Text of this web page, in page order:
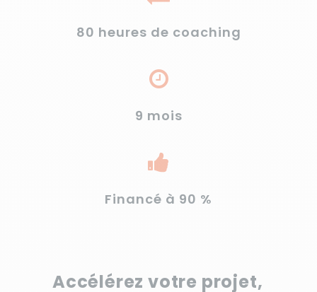
80 heures de coaching
9 mois
Financé à 90 %
Accélérez votre projet,